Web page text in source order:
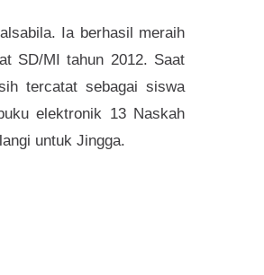
Ia berhasil meraih
SD/MI tahun 2012. Saat
tercatat sebagai siswa
elektronik 13 Naskah
untuk Jingga.